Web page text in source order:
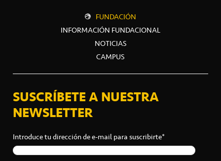
FUNDACIÓN
INFORMACIÓN FUNDACIONAL
NOTICIAS
CAMPUS
SUSCRÍBETE A NUESTRA
NEWSLETTER
Introduce tu dirección de e-mail para suscribirte*